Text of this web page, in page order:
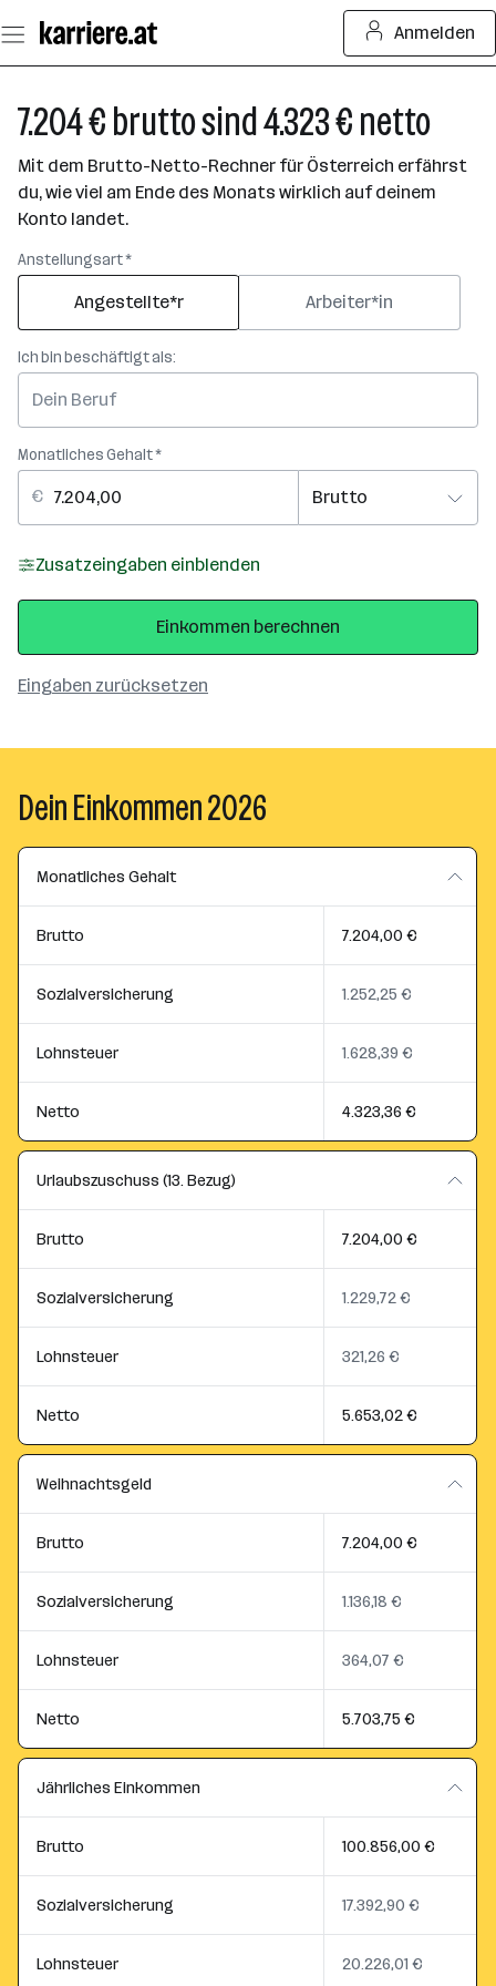
Seiteninhalt
springen
Anmelden
7.204 € brutto sind 4.323 € netto
Mit dem Brutto-Netto-Rechner für Österreich erfährst
du, wie viel am Ende des Monats wirklich auf deinem
Konto landet.
Anstellungsart *
Angestellte*r Arbeiter*in
Ich bin beschäftigt als:
Monatliches Gehalt *
Zusatzeingaben einblenden
Eingaben zurücksetzen
Einkommen berechnen
Dein Einkommen 2026
Monatliches Gehalt
Brutto 7.204,00 €
Sozialversicherung 1.252,25 €
Lohnsteuer 1.628,39 €
Netto 4.323,36 €
Urlaubszuschuss (13. Bezug)
Brutto 7.204,00 €
Sozialversicherung 1.229,72 €
Lohnsteuer 321,26 €
Netto 5.653,02 €
Weihnachtsgeld
Brutto 7.204,00 €
Sozialversicherung 1.136,18 €
Lohnsteuer 364,07 €
Netto 5.703,75 €
Jährliches Einkommen
Brutto 100.856,00 €
Sozialversicherung 17.392,90 €
Lohnsteuer 20.226,01 €